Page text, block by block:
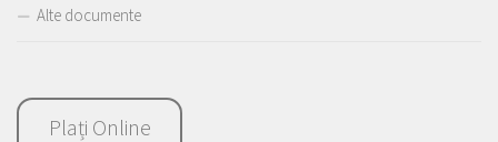
Alte documente
Plați Online